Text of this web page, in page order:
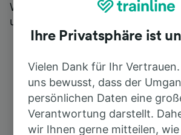
Wer könnte Ihnen besseres
unsere Kunden selbst?
Ihre Privatsphäre ist
Vielen Dank für Ihr
uns bewusst, dass der
persönlichen Daten eine
Verantwortung darstellt.
wir Ihnen gerne mitteilen,